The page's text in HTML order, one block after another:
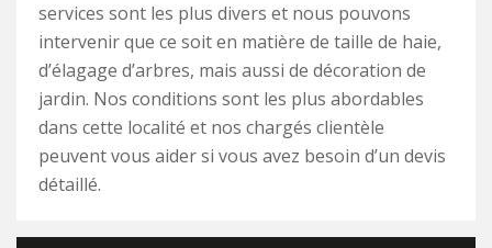
services sont les plus divers et nous pouvons
intervenir que ce soit en matière de taille de haie,
d’élagage d’arbres, mais aussi de décoration de
jardin. Nos conditions sont les plus abordables
dans cette localité et nos chargés clientèle
peuvent vous aider si vous avez besoin d’un devis
détaillé.